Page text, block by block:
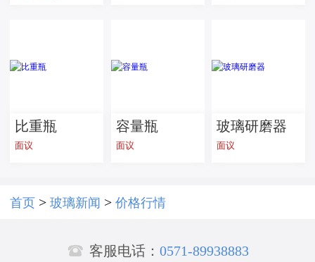
家居用 按需
比重瓶
面议
容量瓶
面议
玻璃研磨器
面议
首页 > 玻璃新闻 > 价格行情
 客服电话： 0571-89938883